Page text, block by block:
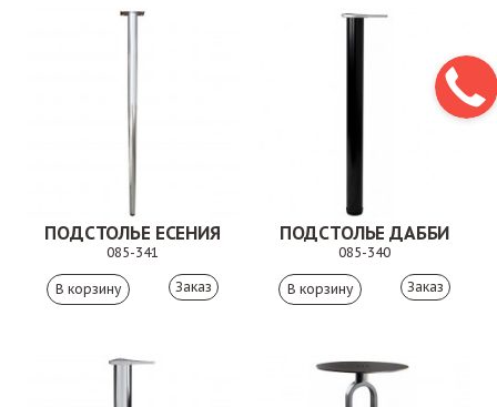
ПОДСТОЛЬЕ ЕСЕНИЯ
085-341
Заказ
ПОДСТОЛЬЕ ДАББИ
085-340
Заказ